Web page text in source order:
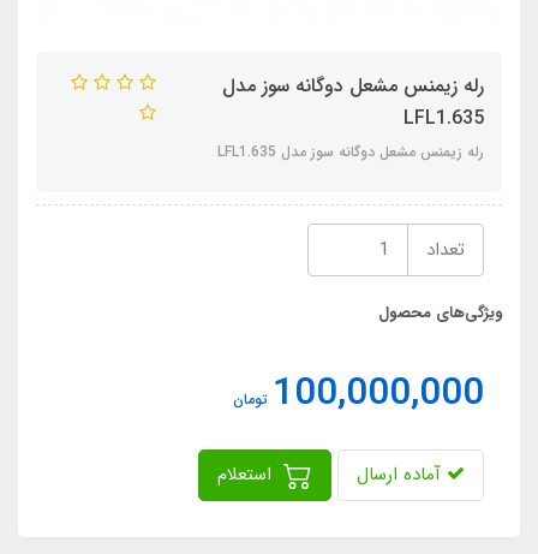
رله زیمنس مشعل دوگانه سوز مدل
LFL1.635
رله زیمنس مشعل دوگانه سوز مدل LFL1.635
تعداد
ویژگی‌های محصول
100,000,000 تومان
آماده ارسال استعلام